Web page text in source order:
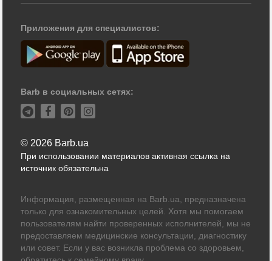
Приложения для специалистов:
Barb в социальных сетях:
© 2026 Barb.ua
При использовании материалов активная ссылка на
источник обязательна
Информация, размещенная на Barb.ua, предназначена
только для ознакомительных целей. Хотя мы помогаем
пользователям найти проверенных исполнителей, мы не
предоставляем медицинские консультации, диагностику
или совет. Если у вас возникла проблема со здоровьем,